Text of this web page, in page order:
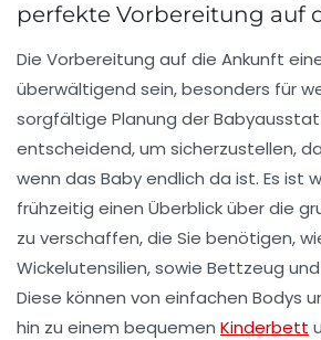
perfekte Vorbereitung auf
Die Vorbereitung auf die Ankunft
überwältigend sein, besonders für
sorgfältige Planung der
entscheidend, um sicherzustellen,
wenn das Baby endlich da ist. Es ist
frühzeitig einen Überblick über die
zu verschaffen, die Sie benötigen,
Wickelutensilien, sowie Bettzeug und
Diese können von einfachen Bodys
hin zu einem bequemen Kinderbett